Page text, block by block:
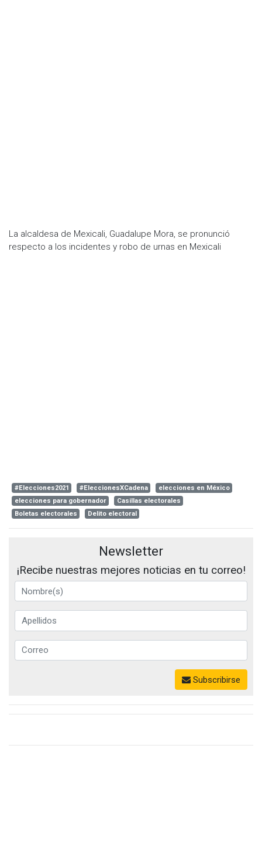
La alcaldesa de Mexicali, Guadalupe Mora, se pronunció
respecto a los incidentes y robo de urnas en Mexicali
#Elecciones2021 #EleccionesXCadena
elecciones en México
elecciones para gobernador
Casillas electorales
Boletas electorales
Delito electoral
Newsletter
¡Recibe nuestras mejores noticias en tu correo!
Subscribirse